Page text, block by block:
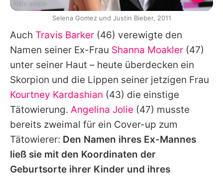
Auch Travis Barker (46) verewigte den
Namen seiner Ex-Frau Shanna Moakler (47)
unter seiner Haut – heute überdecken ein
Skorpion und die Lippen seiner jetzigen Frau
Kourtney Kardashian (43) die einstige
Tätowierung. Angelina Jolie (47) musste
bereits zweimal für ein Cover-up zum
Tätowierer: Den Namen ihres Ex-Mannes
ließ sie mit den Koordinaten der
Geburtsorte ihrer Kinder und ihres
Getty Images
Selena Gomez und Justin Bieber, 2011